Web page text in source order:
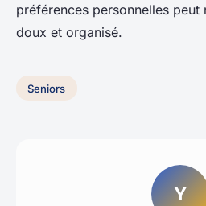
préférences personnelles peut
doux et organisé.
Seniors
Y